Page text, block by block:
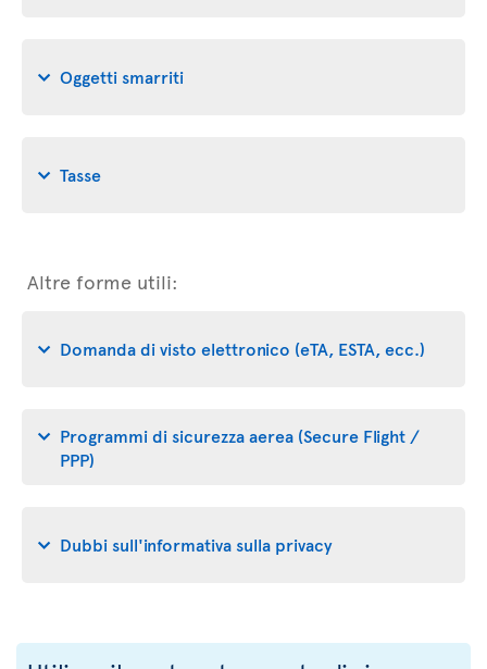
Oggetti smarriti
Tasse
Altre forme utili:
Domanda di visto elettronico (eTA, ESTA, ecc.)
Programmi di sicurezza aerea (Secure Flight /
PPP)
Dubbi sull'informativa sulla privacy